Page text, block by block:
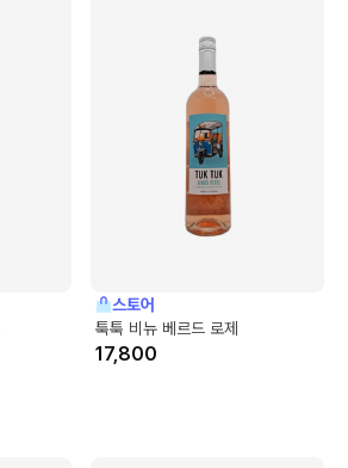
스토어
툭툭 비뉴 베르드 로제
17,800